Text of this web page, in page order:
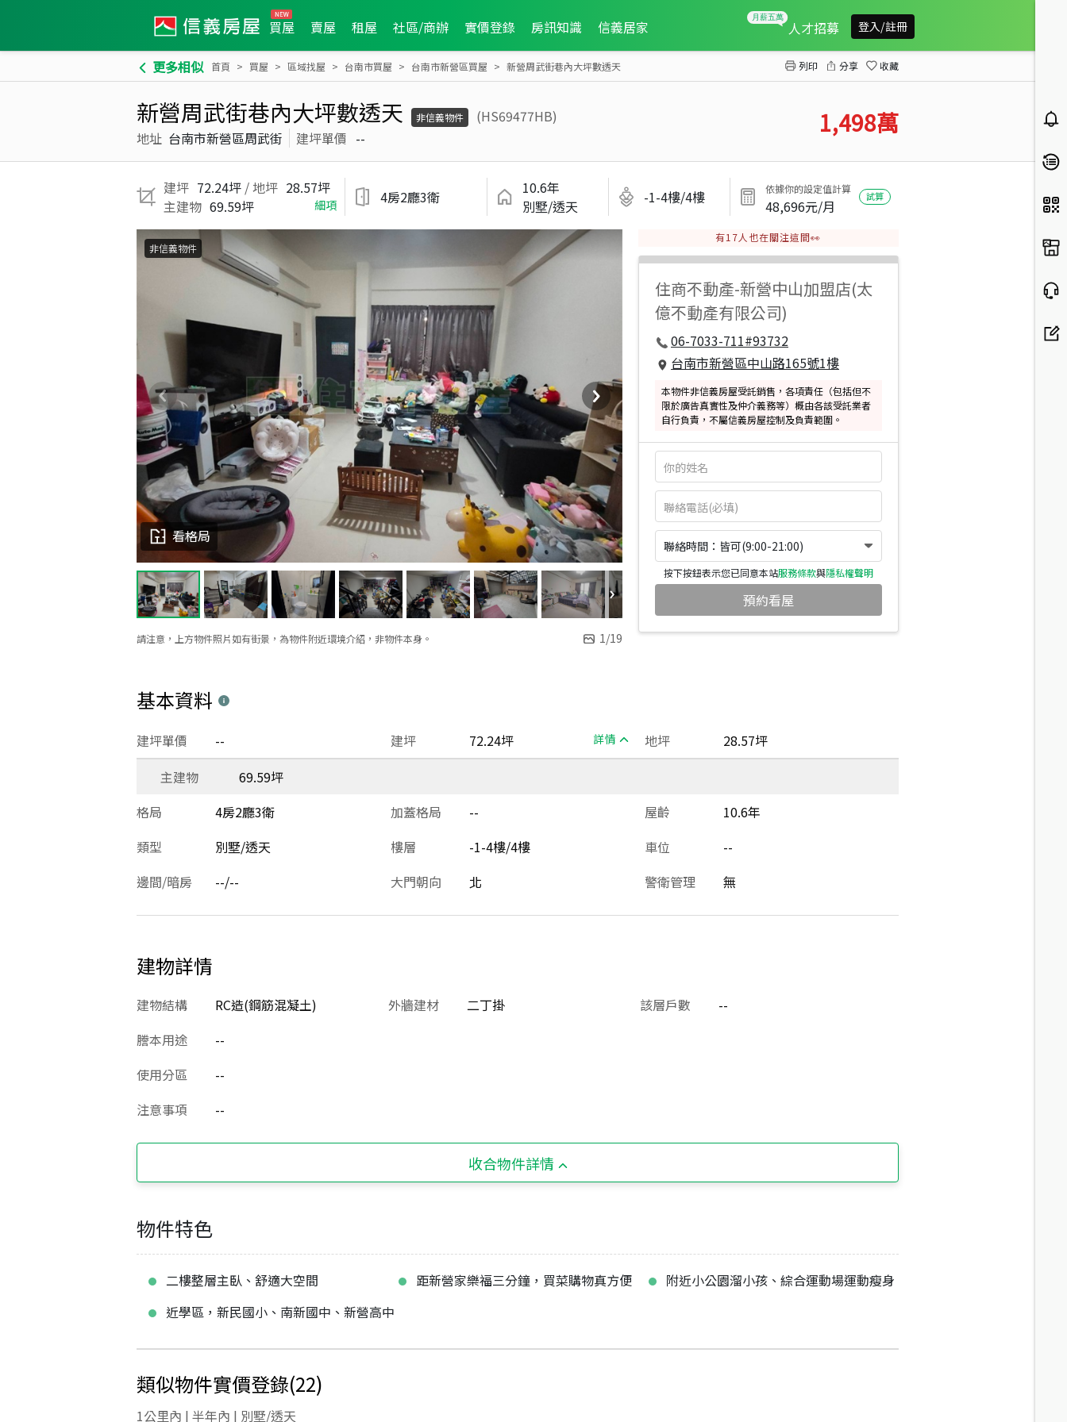
買屋 賣屋 租屋 社區/商辦 實價登錄 房訊知識 信義居家 人才招募 登入/註冊
更多相似 首頁 買屋 區域找屋 台南市買屋 台南市新營區買屋 新營周武街巷內大坪數透天 列印 分享 收藏
新營周武街巷內大坪數透天 非信義物件
(HS69477HB)
地址 台南市新營區周武街 建坪單價 -- 1,498萬
建坪 72.24坪 / 地坪 28.57坪
主建物 69.59坪 細項 4房2廳3衛
10.6年
別墅/透天
-1-4樓/4樓 依據你的設定值計算
48,696元/月
試算
請注意，上方物件照片如有街景，為物件附近環境介紹，非物件本身。 1/19
看格局
非信義物件
有17人也在關注這間👀
住商不動產-新營中山加盟店(太
億不動產有限公司)
06-7033-711#93732
台南市新營區中山路165號1樓
本物件非信義房屋受託銷售，各項責任（包括但不
限於廣告真實性及仲介義務等）概由各該受託業者
自行負責，不屬信義房屋控制及負責範圍。
聯絡時間：皆可(9:00-21:00)
按下按鈕表示您已同意本站服務條款與隱私權聲明
預約看屋
基本資料
建坪 72.24坪 詳情
建坪單價 -- 地坪
28.57坪
主建物
69.59坪
格局
4房2廳3衛 加蓋格局 -- 屋齡
10.6年
類型
別墅/透天 樓層 -1-4樓/4樓 車位
--
邊間/暗房
--/-- 大門朝向 北 警衛管理 無
建物詳情
建物結構 RC造(鋼筋混凝土) 外牆建材 二丁掛 該層戶數
--
謄本用途
--
使用分區
--
注意事項
--
收合物件詳情
物件特色
二樓整層主臥、舒適大空間 距新營家樂福三分鐘，買菜購物真方便
附近小公園溜小孩、綜合運動場運動瘦身
近學區，新民國小、南新國中、新營高中
類似物件實價登錄(22)
1公里內 | 半年內 | 別墅/透天